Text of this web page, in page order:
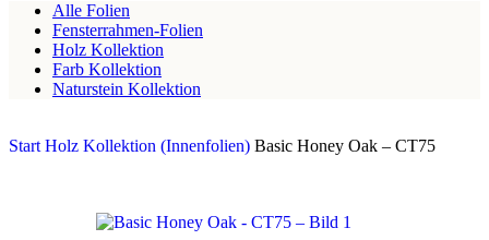
Alle Folien
Fensterrahmen-Folien
Holz Kollektion
Farb Kollektion
Naturstein Kollektion
Start Holz Kollektion (Innenfolien) Basic Honey Oak – CT75